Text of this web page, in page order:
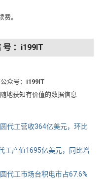
。
号 ：i199IT
众号： i199IT
地获知有价值的数据信息
代工营收364亿美元，环比
工产值1695亿美元，同比增
代工市场台积电市占67.6%